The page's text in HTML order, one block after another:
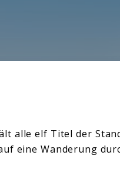
alle elf Titel der
eine Wanderung